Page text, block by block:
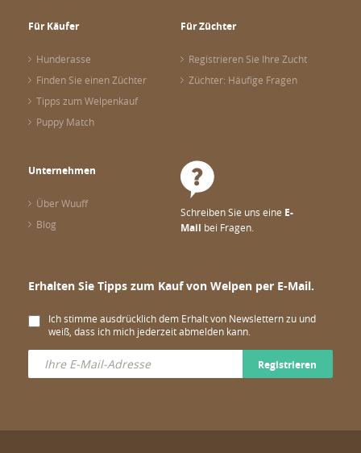
Für Käufer
Hunderasse
Finden Sie einen Züchter
Tipps zum Welpenkauf
Puppy Match
Für Züchter
Registrieren Sie Ihre Zucht
Züchter: Häufige Fragen
Unternehmen
Über Wuuff
Blog
Schreiben Sie uns eine E-
Mail bei Fragen.
Erhalten Sie Tipps zum Kauf von Welpen per E-Mail.
Ich stimme ausdrücklich dem Erhalt von Newslettern zu und
weiß, dass ich mich jederzeit abmelden kann.
Registrieren